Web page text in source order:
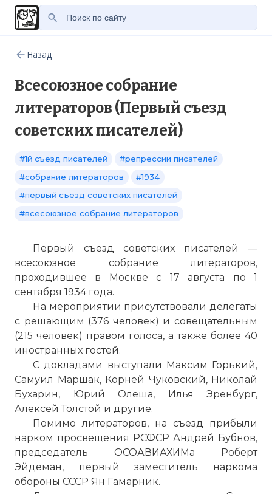
Назад
Всесоюзное собрание
литераторов (Первый съезд
советских писателей)
#1й съезд писателей
#репрессии писателей
#собрание литераторов
#1934
#первый съезд советских писателей
#всесоюзное собрание литераторов
Первый съезд советских писателей —
всесоюзное собрание литераторов,
проходившее в Москве с 17 августа по 1
сентября 1934 года.
На мероприятии присутствовали делегаты
с решающим (376 человек) и совещательным
(215 человек) правом голоса, а также более 40
иностранных гостей.
С докладами выступали Максим Горький,
Самуил Маршак, Корней Чуковский, Николай
Бухарин, Юрий Олеша, Илья Эренбург,
Алексей Толстой и другие.
Помимо литераторов, на съезд прибыли
нарком просвещения РСФСР Андрей Бубнов,
председатель ОСОАВИАХИМа Роберт
Эйдеман, первый заместитель наркома
обороны СССР Ян Гамарник.